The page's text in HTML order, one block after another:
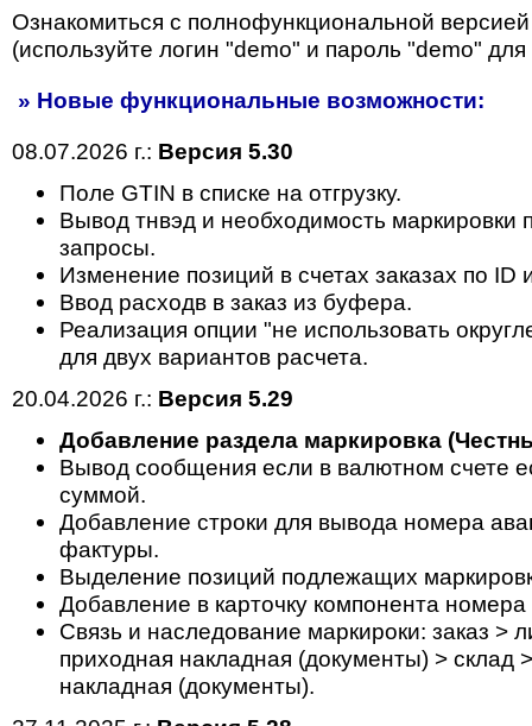
Ознакомиться с полнофункциональной
(используйте логин "demo" и пароль "demo" для
» Новые функциональные возможности:
08.07.2026 г.: Версия 5.30
Поле GTIN в списке на отгрузку.
Вывод тнвэд и необходимость маркировки
запросы.
Изменение позиций в счетах заказах по ID
Ввод расходв в заказ из буфера.
Реализация опции "не использовать
для двух вариантов расчета.
20.04.2026 г.: Версия 5.29
Добавление раздела маркировка
Вывод сообщения если в валютном счете
суммой.
Добавление строки для вывода номера
фактуры.
Выделение позиций подлежащих
Добавление в карточку компонента
Cвязь и наследование маркироки: заказ >
приходная накладная (документы) > склад
накладная (документы).